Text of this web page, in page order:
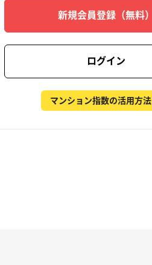
新規会員登録 （無料）
ログイン
マンション指数の活用方法